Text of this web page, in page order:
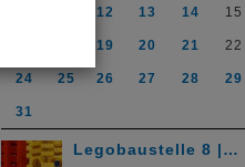
12 13 14 15
19 20 21 22
24 25 26 27 28 29
31
Legobaustelle 8 |…